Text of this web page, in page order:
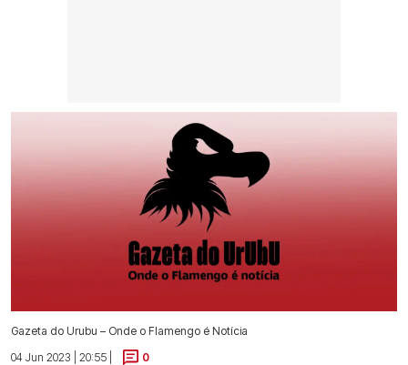
Gazeta do Urubu – Onde o Flamengo é Notícia
04 Jun 2023 | 20:55 |
0